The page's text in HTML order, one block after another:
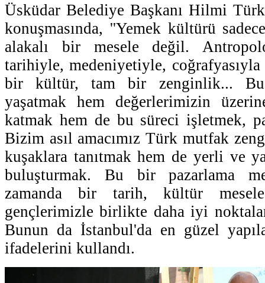
Üsküdar Belediye Başkanı Hilmi
konuşmasında, ''Yemek kültürü
alakalı bir mesele değil.
tarihiyle, medeniyetiyle,
bir kültür, tam bir zenginlik... Bu
yaşatmak hem değerlerimizin
katmak hem de bu süreci işletmek,
Bizim asıl amacımız Türk mutfak
kuşaklara tanıtmak hem de yerli ve
buluşturmak. Bu bir pazarlama
zamanda bir tarih, kültür
gençlerimizle birlikte daha iyi
Bunun da İstanbul'da en güzel
ifadelerini kullandı.